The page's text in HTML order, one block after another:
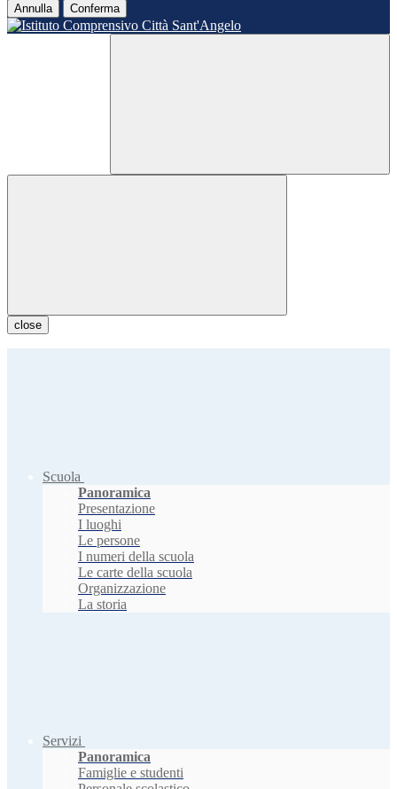
Annulla Conferma
close
Scuola
Panoramica
Presentazione
I luoghi
Le persone
I numeri della scuola
Le carte della scuola
Organizzazione
La storia
Servizi
Panoramica
Famiglie e studenti